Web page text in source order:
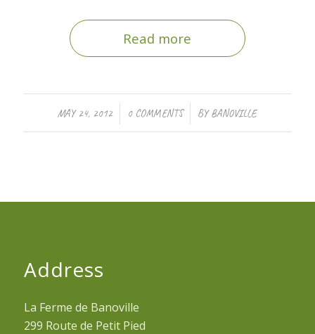
Read more
MAY 24, 2012
/ 0 COMMENTS
/ BYBANOVILLE
Address
La Ferme de Banoville
299 Route de Petit Pied